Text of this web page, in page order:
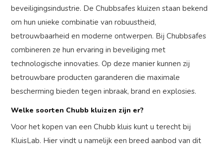
beveiligingsindustrie. De Chubbsafes kluizen staan bekend
om hun unieke combinatie van robuustheid,
betrouwbaarheid en moderne ontwerpen. Bij Chubbsafes
combineren ze hun ervaring in beveiliging met
technologische innovaties. Op deze manier kunnen zij
betrouwbare producten garanderen die maximale
bescherming bieden tegen inbraak, brand en explosies.
Welke soorten Chubb kluizen zijn er?
Voor het kopen van een Chubb kluis kunt u terecht bij
KluisLab. Hier vindt u namelijk een breed aanbod van dit